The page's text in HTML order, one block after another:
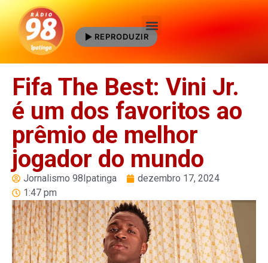
REPRODUZIR
Fifa The Best: Vini Jr.
é um dos favoritos ao
prêmio de melhor
jogador do mundo
Jornalismo 98Ipatinga
dezembro 17, 2024
1:47 pm